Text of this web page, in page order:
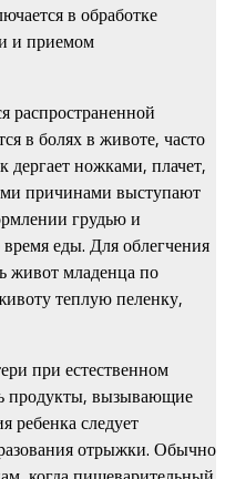
в обработке
и приемом
распространенной
в болях в животе, часто
дергает ножками, плачет,
причинами выступают
грудью и
еды. Для облегчения
живот младенца по
теплую пеленку,
при естественном
продукты, вызывающие
ребенка следует
отрыжки. Обычно